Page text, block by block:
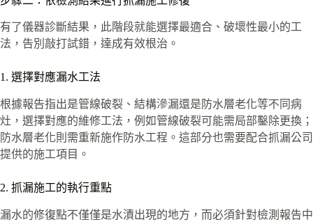
有了儀器診斷結果，此階段就能選擇最適合、破壞性最小的工
法，告別敲打試錯，達成有效根治。
1. 選擇對應漏水工法
根據報告指出是管線破裂、結構滲漏還是防水層老化等不同病
灶，選擇對應的維修工法，例如管線破裂可能需局部鑿除更換；
防水層老化則需重新施作防水工程。這部分也需要配合抓漏公司
提供的施工項目。
2. 抓漏施工的執行重點
漏水的修復點不僅僅是水漬出現的地方，而必須針對檢測報告中